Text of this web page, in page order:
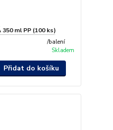
350 ml PP (100 ks)
/balení
Skladem
Přidat do košíku